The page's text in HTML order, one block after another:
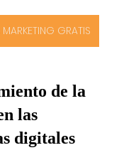
GRATIS
de la
las
digitales